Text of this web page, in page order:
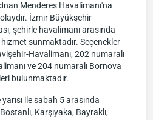
Menderes Havalimanı'na
İzmir Büyükşehir
şehirle havalimanı arasında
sunmaktadır. Seçenekler
Havalimanı, 202 numaralı
ve 204 numaralı Bornova
bulunmaktadır.
ile sabah 5 arasında
Karşıyaka, Bayraklı,